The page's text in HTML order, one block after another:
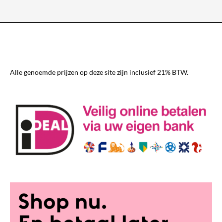
productpagina
Alle genoemde prijzen op deze site zijn inclusief 21% BTW.